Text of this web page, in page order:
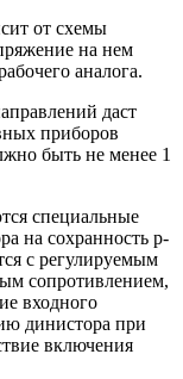
от схемы
на нем
аналога.
даст
приборов
быть не менее 1
специальные
на сохранность p-
с регулируемым
сопротивлением,
входного
динистора при
включения